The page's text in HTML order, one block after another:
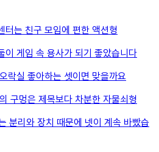
터는 친구 모임에 편한 액션형
이 게임 속 용사가 되기 좋았습니다
락실 좋아하는 셋이면 맞을까요
구멍은 제목보다 차분한 자물쇠형
분리와 장치 때문에 넷이 계속 바빴습